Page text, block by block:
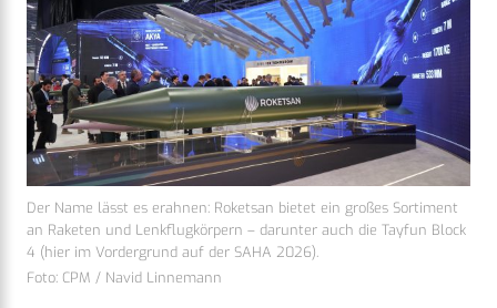
Der Name lässt es erahnen: Roketsan bietet ein großes Sortiment
an Raketen und Lenkflugkörpern – darunter auch die Tayfun Block
4 (hier im Vordergrund auf der SAHA 2026).
Foto: CPM / Navid Linnemann